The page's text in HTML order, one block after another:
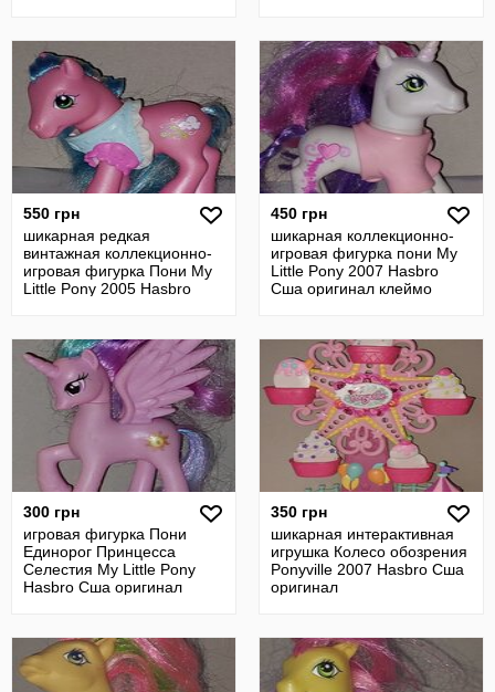
550 грн
шикарная редкая
винтажная коллекционно-
игровая фигурка Пони My
Little Pony 2005 Hasbro
450 грн
шикарная коллекционно-
игровая фигурка пони My
Little Pony 2007 Hasbro
Сша оригинал клеймо
300 грн
игровая фигурка Пони
Единорог Принцесса
Селестия My Little Pony
Hasbro Сша оригинал
350 грн
шикарная интерактивная
игрушка Колесо обозрения
Ponyville 2007 Hasbro Сша
оригинал